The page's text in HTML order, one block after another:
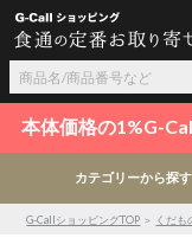
本体価格の1%G-
カテゴリーから探す
G-CallショッピングTOP ＞ くだも